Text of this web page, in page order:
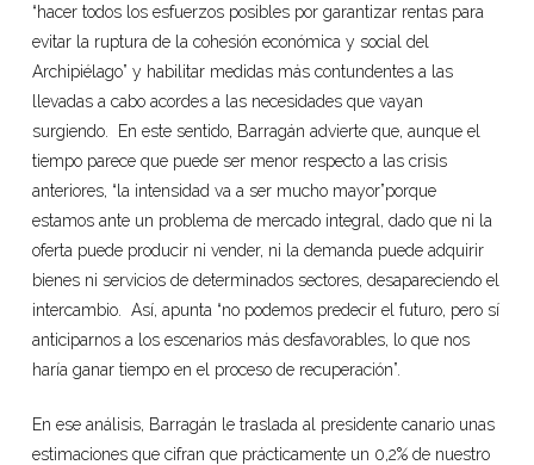
“hacer todos los esfuerzos posibles por garantizar rentas para
evitar la ruptura de la cohesión económica y social del
Archipiélago” y habilitar medidas más contundentes a las
llevadas a cabo acordes a las necesidades que vayan
surgiendo. En este sentido, Barragán advierte que, aunque el
tiempo parece que puede ser menor respecto a las crisis
anteriores, “la intensidad va a ser mucho mayor”porque
estamos ante un problema de mercado integral, dado que ni la
oferta puede producir ni vender, ni la demanda puede adquirir
bienes ni servicios de determinados sectores, desapareciendo el
intercambio. Así, apunta “no podemos predecir el futuro, pero sí
anticiparnos a los escenarios más desfavorables, lo que nos
haría ganar tiempo en el proceso de recuperación”.
En ese análisis, Barragán le traslada al presidente canario unas
estimaciones que cifran que prácticamente un 0,2% de nuestro